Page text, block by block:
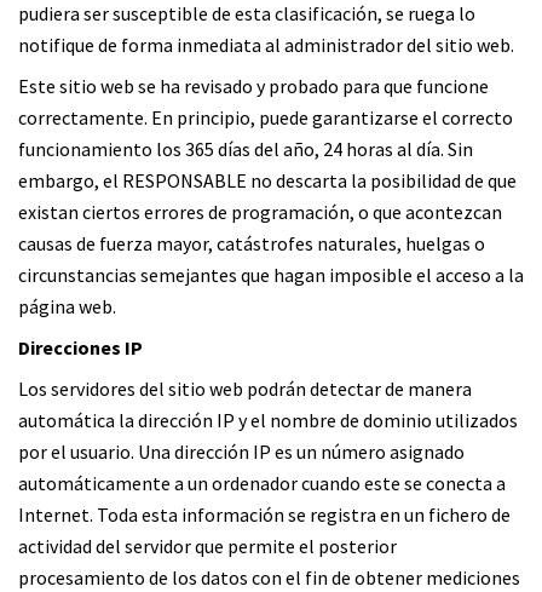
pudiera ser susceptible de esta clasificación, se ruega lo
notifique de forma inmediata al administrador del sitio web.
Este sitio web se ha revisado y probado para que funcione
correctamente. En principio, puede garantizarse el correcto
funcionamiento los 365 días del año, 24 horas al día. Sin
embargo, el RESPONSABLE no descarta la posibilidad de que
existan ciertos errores de programación, o que acontezcan
causas de fuerza mayor, catástrofes naturales, huelgas o
circunstancias semejantes que hagan imposible el acceso a la
página web.
Direcciones IP
Los servidores del sitio web podrán detectar de manera
automática la dirección IP y el nombre de dominio utilizados
por el usuario. Una dirección IP es un número asignado
automáticamente a un ordenador cuando este se conecta a
Internet. Toda esta información se registra en un fichero de
actividad del servidor que permite el posterior
procesamiento de los datos con el fin de obtener mediciones